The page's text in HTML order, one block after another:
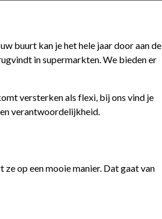
buurt kan je het hele jaar door aan de
in supermarkten. We bieden er
versterken als flexi, bij ons vind je
verantwoordelijkheid.
op een mooie manier. Dat gaat van